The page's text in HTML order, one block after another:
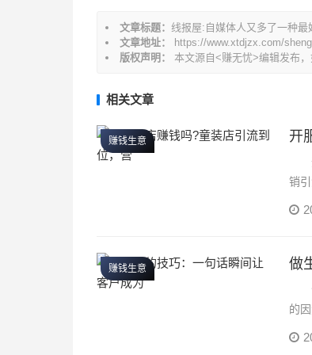
文章标题： 线报屋:自媒体人又多了一种最
文章地址：
https://www.xtdjzx.com/
版权声明：
本文源自<赚无忧>编辑发布
相关文章
赚钱生意 开
开
销
赚钱生意 做
今
的